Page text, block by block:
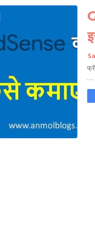
…